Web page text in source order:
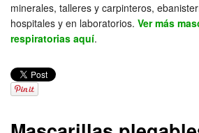
minerales, talleres y carpinteros,
hospitales y en laboratorios. Ver más
respiratorias aquí.